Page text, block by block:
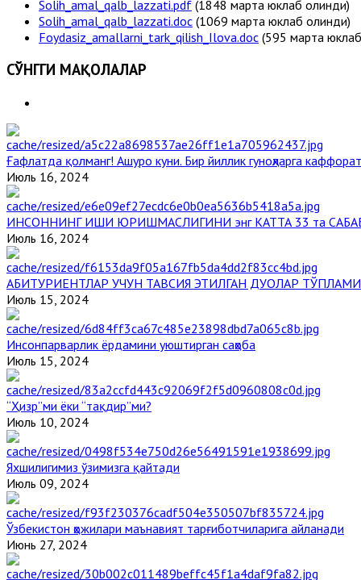
Solih_amal_qalb_lazzati.pdf (1848 марта юклаб олинди)
Solih_amal_qalb_lazzati.doc (1069 марта юклаб олинди)
Foydasiz_amallarni_tark_qilish_Ilova.doc (595 марта
СЎНГГИ МАҚОЛАЛАР
Ғафлатда қолманг! Ашуро куни. Бир йиллик гуноҳларга
Июль 16, 2024
ИНСОННИНГ ИШИ ЮРИШМАСЛИГИНИ энг КАТТА 33 та
Июль 16, 2024
АБИТУРИЕНТЛАР УЧУН ТАВСИЯ ЭТИЛГАН ДУОЛАР ТЎПЛАМИ
Июль 15, 2024
Инсонпарварлик ёрдамини уюштирган саҳоба
Июль 15, 2024
“Ҳизр”ми ёки “тақдир”ми?
Июль 10, 2024
Яхшилигимиз ўзимизга қайтади
Июль 09, 2024
Ўзбекистон ҳожилари маънавият тарғиботчиларига айланади
Июнь 27, 2024